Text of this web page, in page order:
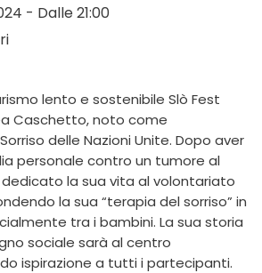
- Dalle 21:00
lento e sostenibile Slò Fest
Caschetto, noto come
delle Nazioni Unite. Dopo aver
personale contro un tumore al
dedicato la sua vita al volontariato
la sua “terapia del sorriso” in
tra i bambini. La sua storia
sociale sarà al centro
ispirazione a tutti i partecipanti.